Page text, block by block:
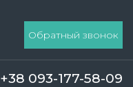
Обратный звонок
+38 093-177-58-09